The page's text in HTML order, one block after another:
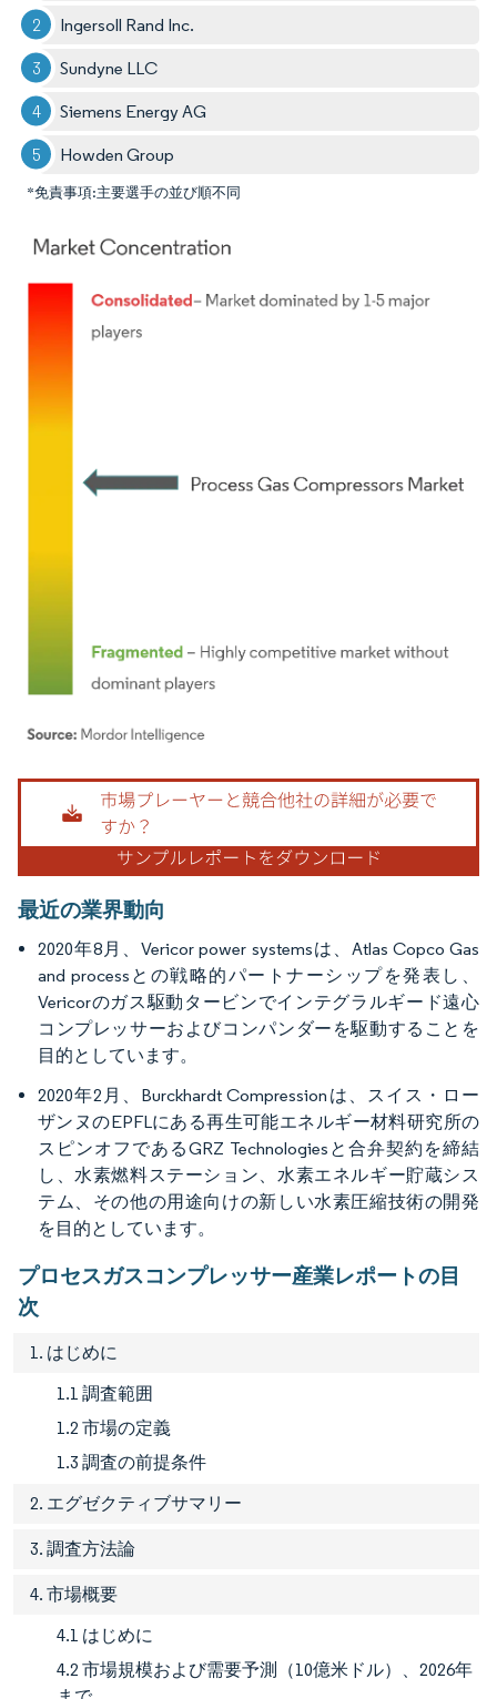
Ingersoll Rand Inc.
Sundyne LLC
Siemens Energy AG
Howden Group
*免責事項:主要選手の並び順不同
画像 © Mordor Intelligence。再利用にはCC BY 4.0の表示が必要です。
最近の業界動向
2020年8月、Vericor power systemsは、Atlas Copco Gas
and processとの戦略的パートナーシップを発表し、
Vericorのガス駆動タービンでインテグラルギード遠心
コンプレッサーおよびコンパンダーを駆動することを
目的としています。
2020年2月、Burckhardt Compressionは、スイス・ロー
ザンヌのEPFLにある再生可能エネルギー材料研究所の
スピンオフであるGRZ Technologiesと合弁契約を締結
し、水素燃料ステーション、水素エネルギー貯蔵シス
テム、その他の用途向けの新しい水素圧縮技術の開発
を目的としています。
プロセスガスコンプレッサー産業レポートの目
次
1. はじめに
1.1 調査範囲
1.2 市場の定義
1.3 調査の前提条件
2. エグゼクティブサマリー
3. 調査方法論
4. 市場概要
4.1 はじめに
4.2 市場規模および需要予測（10億米ドル）、2026年